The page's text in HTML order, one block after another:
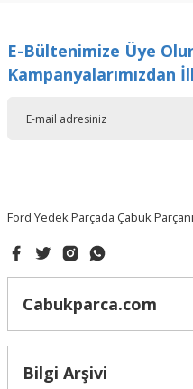
Ürün resmi kalitesiz, bozuk
Ürün açıklamasında eksik
E-Bültenimize Üye
Kampanyalarımızdan
Ford Yedek Parçada Çabuk
Cabukparca.com
Bilgi Arşivi